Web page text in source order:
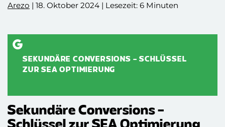
Arezo | 18. Oktober 2024 | Lesezeit: 6 Minuten
SEKUNDÄRE CONVERSIONS – SCHLÜSSEL
ZUR SEA OPTIMIERUNG
Sekundäre Conversions –